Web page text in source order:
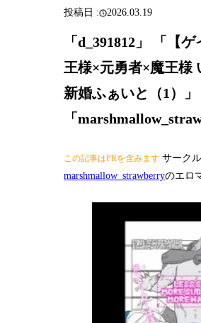
2026.03.19
「d_391812」 「【
王様×元勇者×魔王様
新婚ふぁいと（1）」
「
この記事はPRを含みます サークル
marshmallow_strawberryのエロ